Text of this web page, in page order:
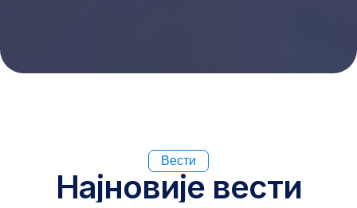
Вести
Најновије вести